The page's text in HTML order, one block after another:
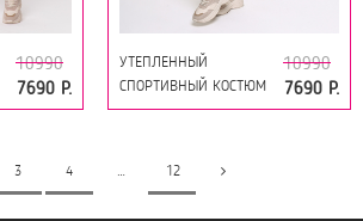
10990
7690 Р.
УТЕПЛЕННЫЙ
СПОРТИВНЫЙ КОСТЮМ
ДЛЯ БЕРЕМЕННЫХ И
10990
7690 Р.
3 4 12